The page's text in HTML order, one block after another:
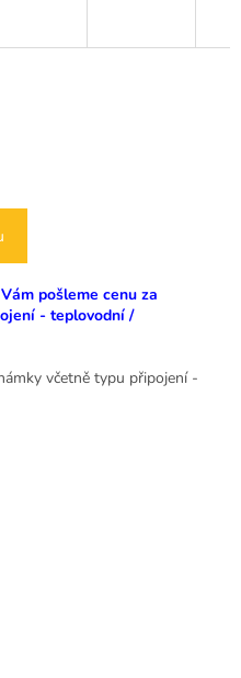
pošleme cenu za
- teplovodní /
včetně typu připojení -